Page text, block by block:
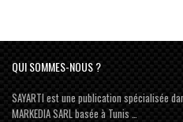
QUI SOMMES-NOUS ?
SAYARTI est une publication spécialisée
MARKEDIA SARL basée à Tunis …